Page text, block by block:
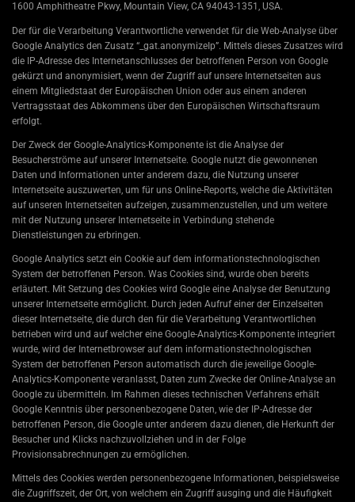
1600 Amphitheatre Pkwy, Mountain View, CA 94043-1351, USA.
Der für die Verarbeitung Verantwortliche verwendet für die Web-Analyse über
Google Analytics den Zusatz “_gat.anonymizeIp”. Mittels dieses Zusatzes wird
die IP-Adresse des Internetanschlusses der betroffenen Person von Google
gekürzt und anonymisiert, wenn der Zugriff auf unsere Internetseiten aus
einem Mitgliedstaat der Europäischen Union oder aus einem anderen
Vertragsstaat des Abkommens über den Europäischen Wirtschaftsraum
erfolgt.
Der Zweck der Google-Analytics-Komponente ist die Analyse der
Besucherströme auf unserer Internetseite. Google nutzt die gewonnenen
Daten und Informationen unter anderem dazu, die Nutzung unserer
Internetseite auszuwerten, um für uns Online-Reports, welche die Aktivitäten
auf unseren Internetseiten aufzeigen, zusammenzustellen, und um weitere
mit der Nutzung unserer Internetseite in Verbindung stehende
Dienstleistungen zu erbringen.
Google Analytics setzt ein Cookie auf dem informationstechnologischen
System der betroffenen Person. Was Cookies sind, wurde oben bereits
erläutert. Mit Setzung des Cookies wird Google eine Analyse der Benutzung
unserer Internetseite ermöglicht. Durch jeden Aufruf einer der Einzelseiten
dieser Internetseite, die durch den für die Verarbeitung Verantwortlichen
betrieben wird und auf welcher eine Google-Analytics-Komponente integriert
wurde, wird der Internetbrowser auf dem informationstechnologischen
System der betroffenen Person automatisch durch die jeweilige Google-
Analytics-Komponente veranlasst, Daten zum Zwecke der Online-Analyse an
Google zu übermitteln. Im Rahmen dieses technischen Verfahrens erhält
Google Kenntnis über personenbezogene Daten, wie der IP-Adresse der
betroffenen Person, die Google unter anderem dazu dienen, die Herkunft der
Besucher und Klicks nachzuvollziehen und in der Folge
Provisionsabrechnungen zu ermöglichen.
Mittels des Cookies werden personenbezogene Informationen, beispielsweise
die Zugriffszeit, der Ort, von welchem ein Zugriff ausging und die Häufigkeit